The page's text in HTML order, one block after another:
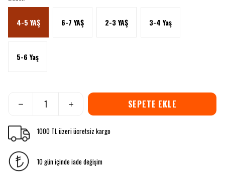
4-5 YAŞ 6-7 YAŞ 2-3 YAŞ 3-4 Yaş
5-6 Yaş
SEPETE EKLE
1000 TL üzeri ücretsiz kargo
10 gün içinde iade değişim